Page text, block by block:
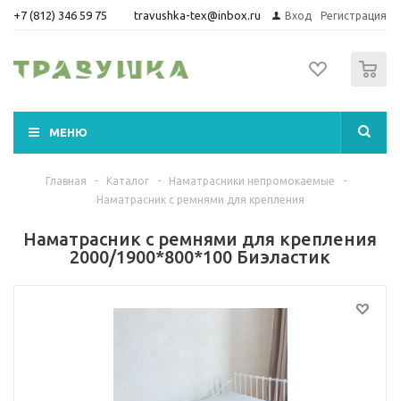
+7 (812) 346 59 75 travushka-tex@inbox.ru Вход Регистрация
МЕНЮ
Главная - Каталог - Наматрасники непромокаемые
-
Наматрасник с ремнями для крепления
Наматрасник с ремнями для крепления
2000/1900*800*100 Биэластик